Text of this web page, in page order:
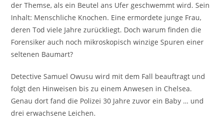
der Themse, als ein Beutel ans Ufer geschwemmt wird. Sein
Inhalt: Menschliche Knochen. Eine ermordete junge Frau,
deren Tod viele Jahre zurückliegt. Doch warum finden die
Forensiker auch noch mikroskopisch winzige Spuren einer
seltenen Baumart?
Detective Samuel Owusu wird mit dem Fall beauftragt und
folgt den Hinweisen bis zu einem Anwesen in Chelsea.
Genau dort fand die Polizei 30 Jahre zuvor ein Baby … und
drei erwachsene Leichen.